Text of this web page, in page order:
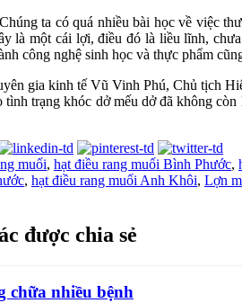
ta có quá nhiều bài học về việc
là một cái lợi, điều đó là liều lĩnh,
công nghệ sinh học và thực phẩm
gia kinh tế Vũ Vinh Phú, Chủ tịch
trạng khóc dở mếu dở đã không
muối, hạt điều rang muối Bình Phước,
, hạt điều rang muối Anh Khôi, Lợn
được chia sẻ
chữa nhiều bệnh